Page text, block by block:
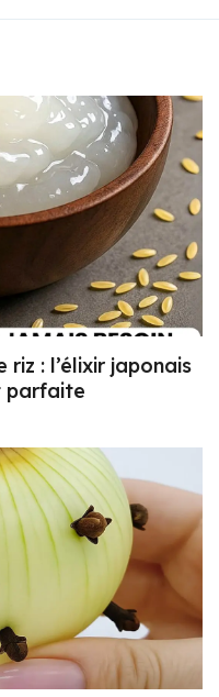
: l’élixir japonais
parfaite